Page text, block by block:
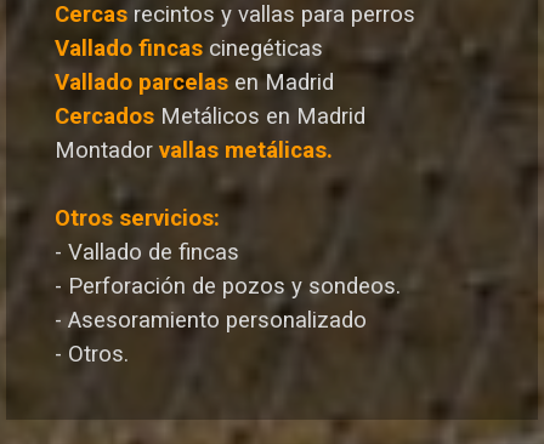
Cercas recintos y vallas para perros
Vallado fincas cinegéticas
Vallado parcelas en Madrid
Cercados Metálicos en Madrid
Montador vallas metálicas.
Otros servicios:
- Vallado de fincas
- Perforación de pozos y sondeos.
- Asesoramiento personalizado
- Otros.